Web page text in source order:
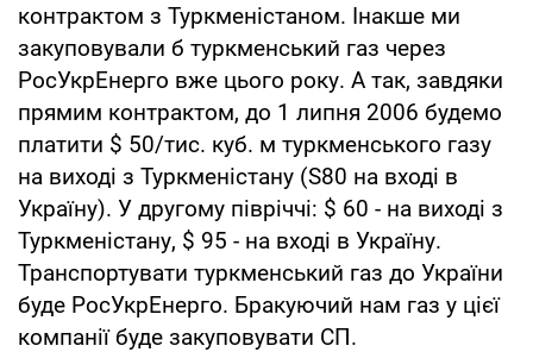
контрактом з Туркменістаном. Інакше ми
закуповували б туркменський газ через
РосУкрЕнерго вже цього року. А так, завдяки
прямим контрактом, до 1 липня 2006 будемо
платити $ 50/тис. куб. м туркменського газу
на виході з Туркменістану (S80 на вході в
Україну). У другому півріччі: $ 60 - на виході з
Туркменістану, $ 95 - на вході в Україну.
Транспортувати туркменський газ до України
буде РосУкрЕнерго. Бракуючий нам газ у цієї
компанії буде закуповувати СП.